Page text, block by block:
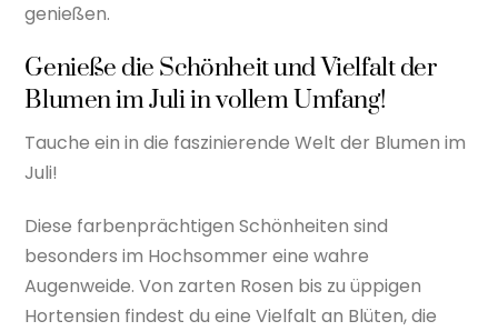
genießen.
Genieße die Schönheit und Vielfalt der
Blumen im Juli in vollem Umfang!
Tauche ein in die faszinierende Welt der Blumen im
Juli!
Diese farbenprächtigen Schönheiten sind
besonders im Hochsommer eine wahre
Augenweide. Von zarten Rosen bis zu üppigen
Hortensien findest du eine Vielfalt an Blüten, die